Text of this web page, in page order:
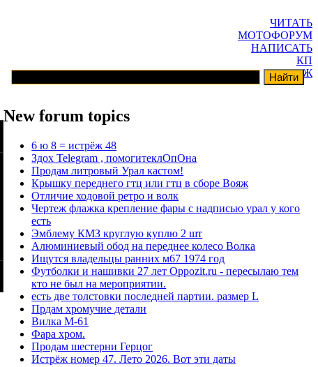
ЧИТАТЬ
МОТОФОРУМ
НАПИСАТЬ
КП
ГАРАЖ
New forum topics
6 ю 8 = истрёж 48
Здох Telegram , помогитеклОпОна
Продам литровый Урал кастом!
Крышку переднего гтц или гтц в сборе Вояж
Отличие ходовой ретро и волк
Чертеж флажка крепление фары с надписью урал у кого
есть
Эмблему КМЗ круглую куплю 2 шт
Алюминиевый обод на переднее колесо Волка
Ищутся владельцы ранних м67 1974 год
Футболки и нашивки 27 лет Oppozit.ru - пересылаю тем
кто не был на мероприятии.
есть две толстовки последней партии. размер L
Прдам хромучие детали
Вилка М-61
Фара хром.
Продам шестерни Герцог
Истрёж номер 47. Лето 2026. Вот эти даты